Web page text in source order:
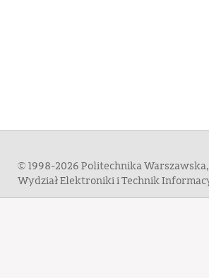
© 1998-2026 Politechnika Warszawska,
Wydział Elektroniki i Technik